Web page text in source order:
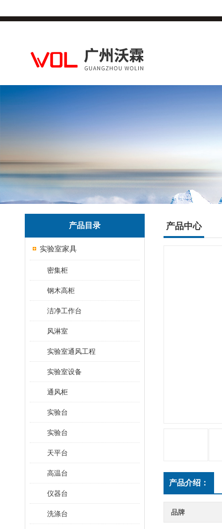
产品目录
实验室家具
密集柜
钢木高柜
洁净工作台
风淋室
实验室通风工程
实验室设备
通风柜
实验台
实验台
天平台
高温台
仪器台
洗涤台
产品中心
产品介绍：
品牌